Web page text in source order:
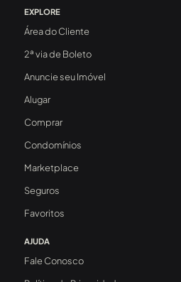
EXPLORE
Área do Cliente
2ª via de Boleto
Anuncie seu Imóvel
Alugar
Comprar
Condomínios
Marketplace
Seguros
Favoritos
AJUDA
Fale Conosco